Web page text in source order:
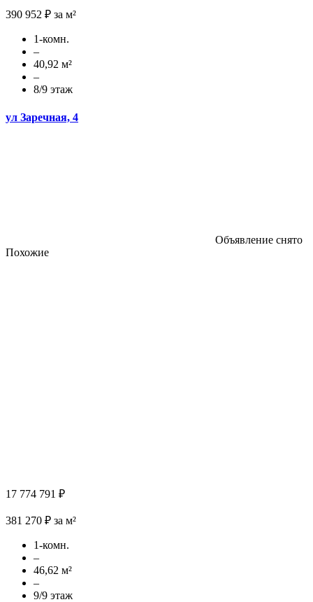
390 952 ₽ за м²
1-комн.
–
40,92 м²
–
8/9 этаж
ул Заречная, 4
Объявление снято
Похожие
17 774 791 ₽
381 270 ₽ за м²
1-комн.
–
46,62 м²
–
9/9 этаж